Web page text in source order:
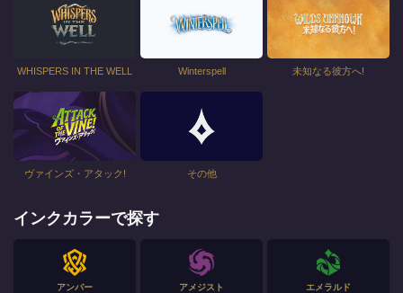
WHISPERS IN THE WELL Winterspell 未知なる彼方へ!
ヴァインズ・アタック! その他
インクカラーで探す
アンバー アメジスト エメラルド